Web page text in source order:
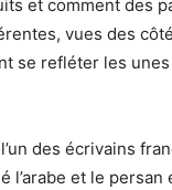
et comment des
vues des
se refléter les unes
des écrivains
l’arabe et le persan